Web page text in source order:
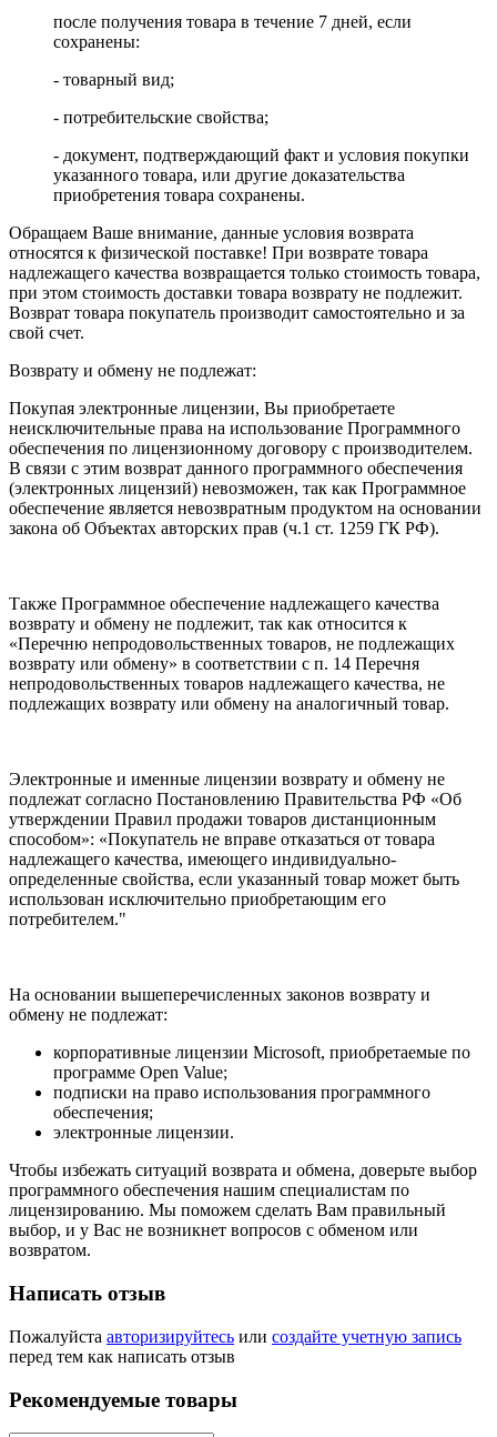
после получения товара в течение 7 дней, если
сохранены:
- товарный вид;
- потребительские свойства;
- документ, подтверждающий факт и условия покупки
указанного товара, или другие доказательства
приобретения товара сохранены.
Обращаем Ваше внимание, данные условия возврата
относятся к физической поставке! При возврате товара
надлежащего качества возвращается только стоимость товара,
при этом стоимость доставки товара возврату не подлежит.
Возврат товара покупатель производит самостоятельно и за
свой счет.
Возврату и обмену не подлежат:
Покупая электронные лицензии, Вы приобретаете
неисключительные права на использование Программного
обеспечения по лицензионному договору с производителем.
В связи с этим возврат данного программного обеспечения
(электронных лицензий) невозможен, так как Программное
обеспечение является невозвратным продуктом на основании
закона об Объектах авторских прав (ч.1 ст. 1259 ГК РФ).
Также Программное обеспечение надлежащего качества
возврату и обмену не подлежит, так как относится к
«Перечню непродовольственных товаров, не подлежащих
возврату или обмену» в соответствии с п. 14 Перечня
непродовольственных товаров надлежащего качества, не
подлежащих возврату или обмену на аналогичный товар.
Электронные и именные лицензии возврату и обмену не
подлежат согласно Постановлению Правительства РФ «Об
утверждении Правил продажи товаров дистанционным
способом»: «Покупатель не вправе отказаться от товара
надлежащего качества, имеющего индивидуально-
определенные свойства, если указанный товар может быть
использован исключительно приобретающим его
потребителем."
На основании вышеперечисленных законов возврату и
обмену не подлежат:
корпоративные лицензии Microsoft, приобретаемые по
программе Open Value;
подписки на право использования программного
обеспечения;
электронные лицензии.
Чтобы избежать ситуаций возврата и обмена, доверьте выбор
программного обеспечения нашим специалистам по
лицензированию. Мы поможем сделать Вам правильный
выбор, и у Вас не возникнет вопросов с обменом или
возвратом.
Написать отзыв
Пожалуйста авторизируйтесь или создайте учетную запись
перед тем как написать отзыв
Рекомендуемые товары